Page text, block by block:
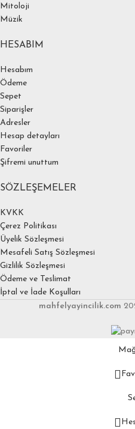
Mitoloji
Müzik
HESABIM
Hesabım
Ödeme
Sepet
Siparişler
Adresler
Hesap detayları
Favoriler
Şifremi unuttum
SÖZLEŞEMELER
KVKK
Çerez Politikası
Üyelik Sözleşmesi
Mesafeli Satış Sözleşmesi
Gizlilik Sözleşmesi
Ödeme ve Teslimat
İptal ve İade Koşulları
mahfelyayincilik.com